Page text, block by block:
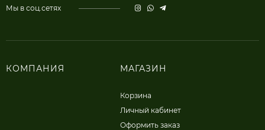
Мы в соц.сетях
КОМПАНИЯ МАГАЗИН
Корзина
Личный кабинет
Оформить заказ